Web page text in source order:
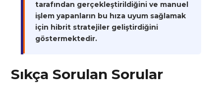
tarafından gerçekleştirildiğini ve manuel
işlem yapanların bu hıza uyum sağlamak
için hibrit stratejiler geliştirdiğini
göstermektedir.
Sıkça Sorulan Sorular